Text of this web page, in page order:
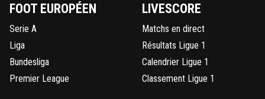
FOOT EUROPÉEN
Serie A
Liga
Bundesliga
Premier League
LIVESCORE
Matchs en direct
Résultats Ligue 1
Calendrier Ligue 1
Classement Ligue 1